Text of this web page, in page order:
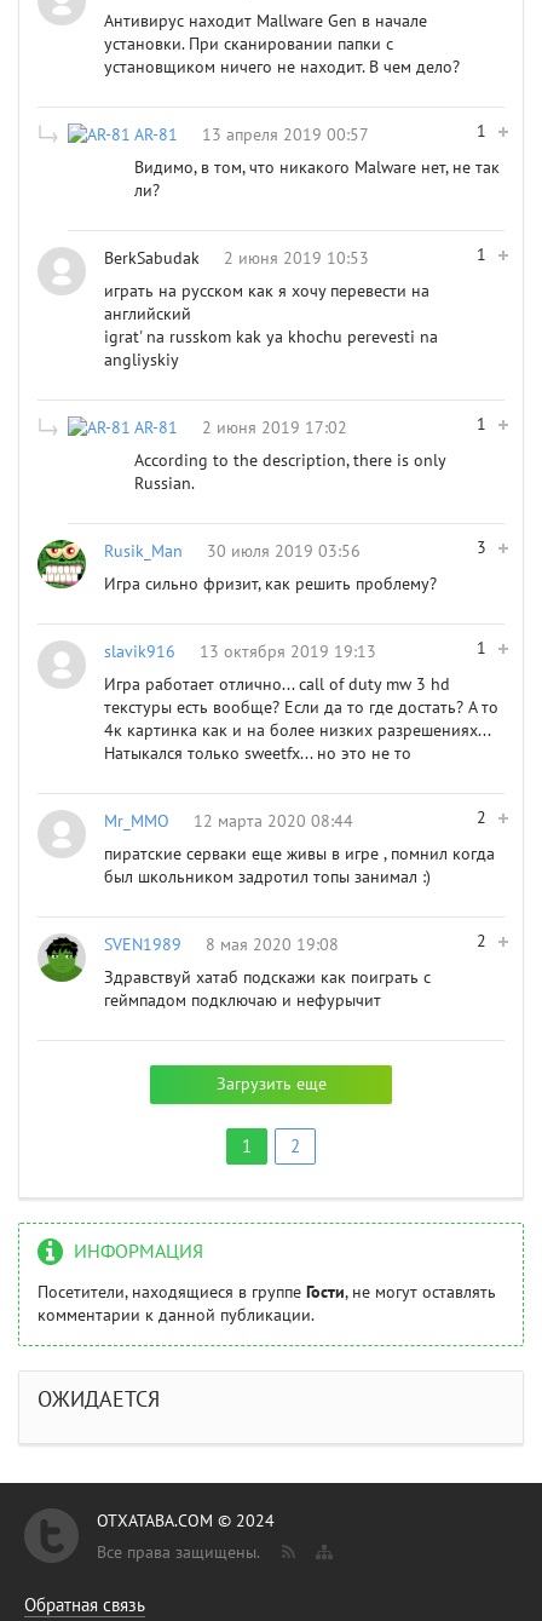
Антивирус находит Mallware Gen в начале
установки. При сканировании папки с
установщиком ничего не находит. В чем дело?
1
AR-81
13 апреля 2019 00:57
Видимо, в том, что никакого Malware нет, не так
ли?
1
BerkSabudak
2 июня 2019 10:53
играть на русском как я хочу перевести на
английский
igrat' na russkom kak ya khochu perevesti na
angliyskiy
1
AR-81
2 июня 2019 17:02
According to the description, there is only
Russian.
3
Rusik_Man
30 июля 2019 03:56
Игра сильно фризит, как решить проблему?
1
slavik916
13 октября 2019 19:13
Игра работает отлично... call of duty mw 3 hd
текстуры есть вообще? Если да то где достать? А то
4к картинка как и на более низких разрешениях...
Натыкался только swеetfx... но это не то
2
Mr_MMO
12 марта 2020 08:44
пиратские серваки еще живы в игре , помнил когда
был школьником задротил топы занимал :)
2
SVEN1989
8 мая 2020 19:08
Здравствуй хатаб подскажи как поиграть с
геймпадом подключаю и нефурычит
Загрузить еще
1 2
ИНФОРМАЦИЯ
Посетители, находящиеся в группе Гости, не могут оставлять
комментарии к данной публикации.
ОЖИДАЕТСЯ
OTXATABA.COM © 2024
Все права защищены.
Обратная связь